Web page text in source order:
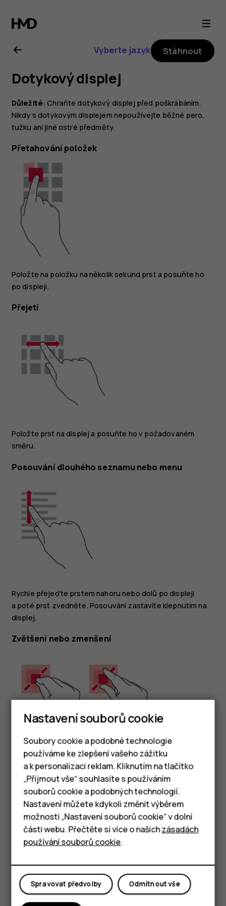
Uživatelská
příručka
k telefonu
Nokia 7
plus
Chytré telefony
Tlačítkové telefony
Tablety
Vyberte jazyk Stáhnout
Dotykový displej
Důležité: Chraňte dotykový displej před poškrábáním.
Nikdy s dotykovým displejem nepoužívejte běžné pero,
tužku ani jiné ostré předměty.
Přetahování položek
Položte na položku na několik sekund prst a posuňte ho
po displeji.
Přejetí
Položte prst na displej a posuňte ho v požadovaném
směru.
Posouvání dlouhého seznamu nebo menu
Rychle přejeďte prstem nahoru nebo dolů po displeji
a poté prst zvedněte. Posouvání zastavíte klepnutím na
displej.
Zvětšení nebo zmenšení
Položte na položku (třeba na mapu, fotografii nebo
webovou stránku) dva prsty a posuňte je od sebe nebo
k sobě.
Zamknutí orientace obrazovky
Když telefon otočíte o 90 stupňů, obrazovka se
automaticky otočí.
možnostAutomatické otáčení nastavte hodnotu
Na
výšku.
Nastavení souborů cookie
Soubory cookie a podobné technologie
používáme ke zlepšení vašeho zážitku
a k personalizaci reklam. Kliknutím na tlačítko
„Přijmout vše“ souhlasíte s používáním
souborů cookie a podobných technologií.
Nastavení můžete kdykoli změnit výběrem
možnosti „Nastavení souborů cookie“ v dolní
části webu. Přečtěte si více o našichzásadách
používání souborů cookie.
Odmítnout vše
Spravovat předvolby